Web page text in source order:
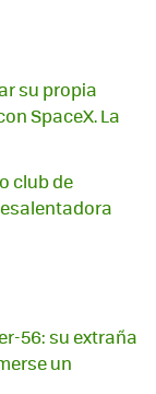
su propia
SpaceX. La
club de
56: su extraña
un